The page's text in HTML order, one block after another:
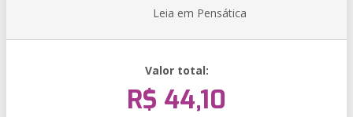
Leia em Pensática
Valor total:
R$ 44,10